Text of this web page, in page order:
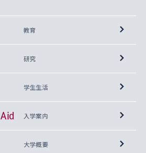
教育
部
を探す
学共通教育
ンター
学教育
研究
文化研究所
所
Research Weeks (SORW)
学生生活
業時間割入学案内
できる学位
大学概要